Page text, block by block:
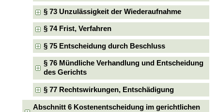
§ 73 Unzulässigkeit der Wiederaufnahme
§ 74 Frist, Verfahren
§ 75 Entscheidung durch Beschluss
§ 76 Mündliche Verhandlung und Entscheidung
des Gerichts
§ 77 Rechtswirkungen, Entschädigung
Abschnitt 6 Kostenentscheidung im gerichtlichen